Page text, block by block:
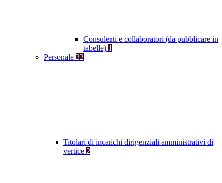
Consulenti e collaboratori (da pubblicare in
tabelle) 1
Personale 22
Titolari di incarichi dirigenziali amministrativi di
vertice 2